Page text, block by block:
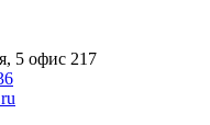
5 офис 217